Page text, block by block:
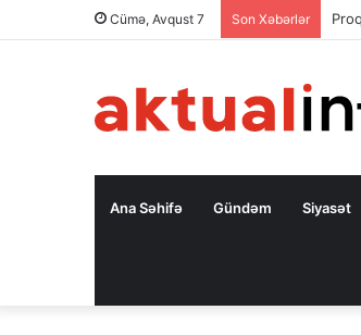
Cümə, Avqust 7 Son Xəbərlər
Ana Səhifə Gündəm Siyasət